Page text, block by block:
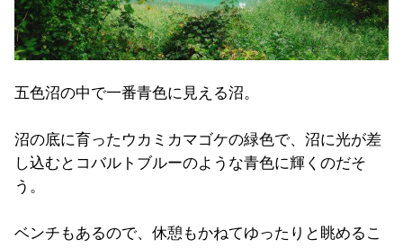
五色沼の中で一番青色に見える沼。
沼の底に育ったウカミカマゴケの緑色で、沼に光が差
し込むとコバルトブルーのような青色に輝くのだそ
う。
ベンチもあるので、休憩もかねてゆったりと眺めるこ